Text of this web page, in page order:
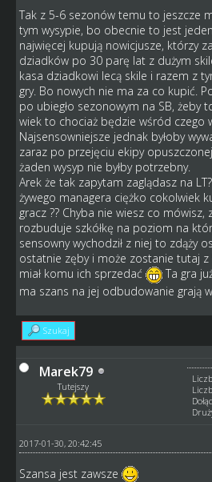
Tak z 5-6 sezonów temu to jeszcze
tym wysypie, bo obecnie to jest
najwięcej kupują nowicjusze, którzy
dziadków po 30 parę lat z dużym
kasa dziadkowi lecą skile i razem z
gry. Bo nowych nie ma za co kupić.
po ubiegło sezonowym na SB, żeby
wiek to chociaż będzie wśród czego
Najsensowniejsze jednak byłoby
zaraz po przejęciu ekipy
żaden wysyp nie byłby potrzebny.
Arek że tak zapytam zaglądasz na
żywego managera ciężko cokolwiek
gracz ?? Chyba nie wiesz co
rozbuduje szkółkę na poziom na
sensowny wychodził z niej to zdąży
ostatnie zęby i może zostanie tutaj z
miał komu ich sprzedać
Ta gra
ma szans na jej odbudowanie grają
Szukaj
Marek79
Tutejszy
2017-01-30, 20:42:45
Szansa jest zawsze